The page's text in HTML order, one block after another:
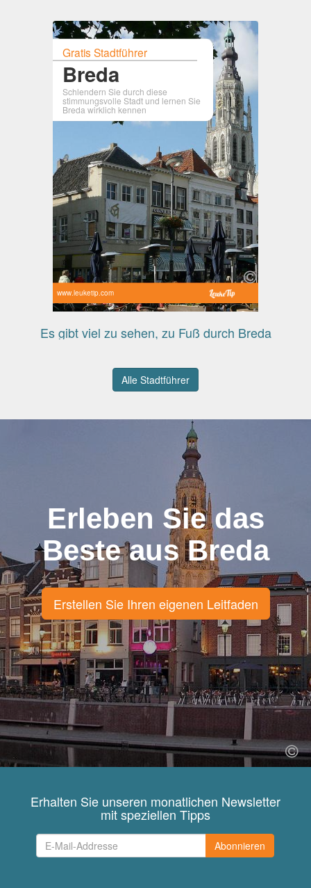
Gratis Stadtführer
Breda
Schlendern Sie durch diese
stimmungsvolle Stadt und lernen Sie
Breda wirklich kennen
www.leuketip.com
Es gibt viel zu sehen, zu Fuß durch Breda
Alle Stadtführer
Erleben Sie das
Beste aus Breda
Erstellen Sie Ihren eigenen Leitfaden
Erhalten Sie unseren monatlichen Newsletter
mit speziellen Tipps
Abonnieren